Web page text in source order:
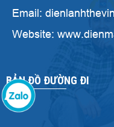
Email:
Website:
BẢN ĐỒ ĐƯỜNG ĐI